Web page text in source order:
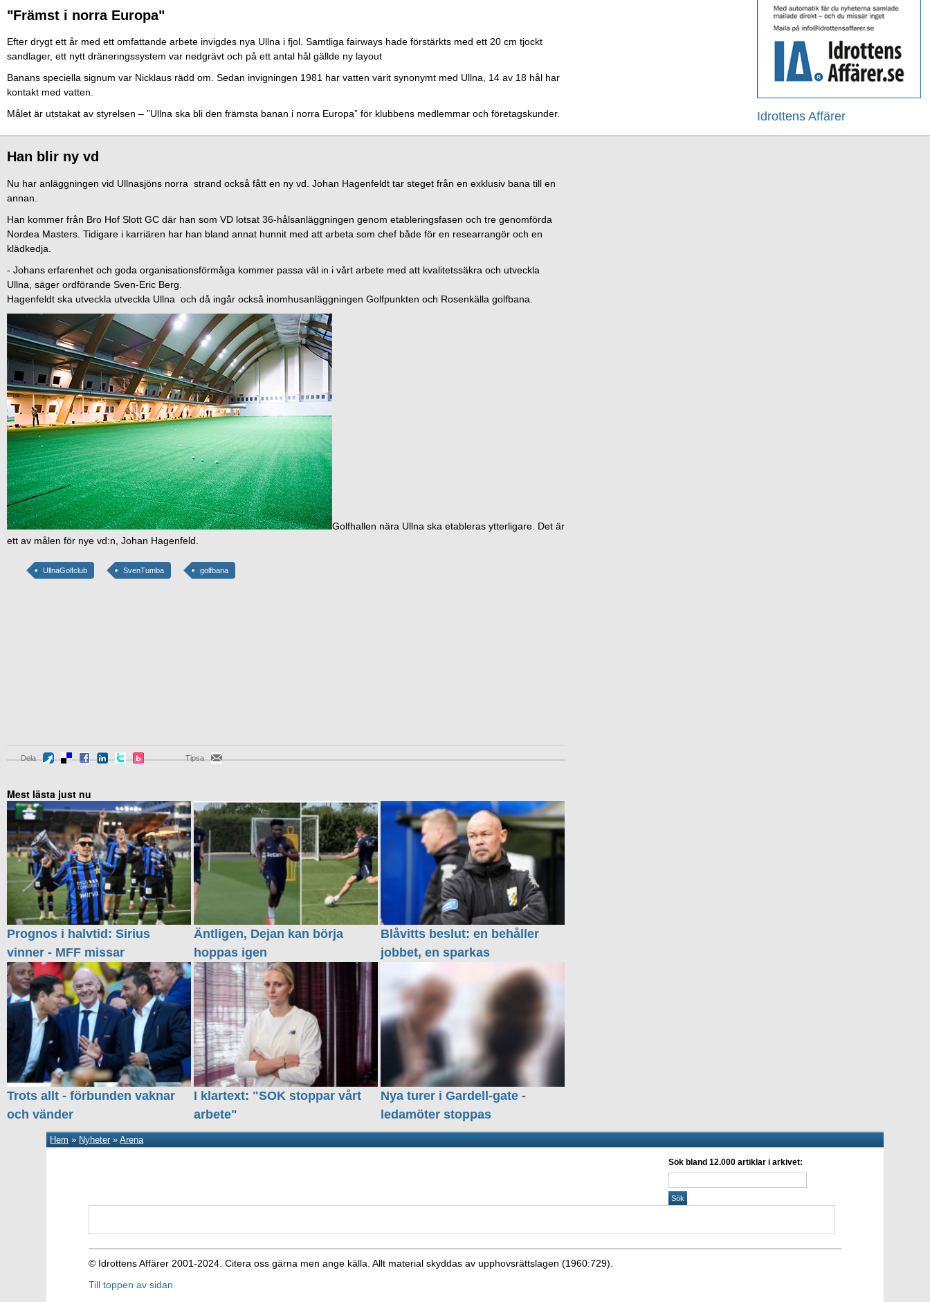
"Främst i norra Europa"
Efter drygt ett år med ett omfattande arbete invigdes nya Ullna i fjol. Samtliga fairways hade förstärkts med ett 20 cm tjockt
sandlager, ett nytt dräneringssystem var nedgrävt och på ett antal hål gällde ny layout
Banans speciella signum var Nicklaus rädd om. Sedan invigningen 1981 har vatten varit synonymt med Ullna, 14 av 18 hål har
kontakt med vatten.
Målet är utstakat av styrelsen – ”Ullna ska bli den främsta banan i norra Europa” för klubbens medlemmar och företagskunder.
Han blir ny vd
Nu har anläggningen vid Ullnasjöns norra strand också fått en ny vd. Johan Hagenfeldt tar steget från en exklusiv bana till en
annan.
Han kommer från Bro Hof Slott GC där han som VD lotsat 36-hålsanläggningen genom etableringsfasen och tre genomförda
Nordea Masters. Tidigare i karriären har han bland annat hunnit med att arbeta som chef både för en researrangör och en
klädkedja.
- Johans erfarenhet och goda organisationsförmåga kommer passa väl in i vårt arbete med att kvalitetssäkra och utveckla
Ullna, säger ordförande Sven-Eric Berg.
Hagenfeldt ska utveckla utveckla Ullna och då ingår också inomhusanläggningen Golfpunkten och Rosenkälla golfbana.
Golfhallen nära Ullna ska etableras ytterligare. Det är
ett av målen för nye vd:n, Johan Hagenfeld.
UllnaGolfclub SvenTumba golfbana
Dela Tipsa
Mest lästa just nu
Prognos i halvtid: Sirius
vinner - MFF missar
Äntligen, Dejan kan börja
hoppas igen
Blåvitts beslut: en behåller
jobbet, en sparkas
Trots allt - förbunden vaknar
och vänder
I klartext: "SOK stoppar vårt
arbete"
Nya turer i Gardell-gate -
ledamöter stoppas
Idrottens Affärer
Hem » Nyheter»Arena
Sök bland 12.000 artiklar i arkivet:
© Idrottens Affärer 2001-2024. Citera oss gärna men ange källa. Allt material skyddas av upphovsrättslagen (1960:729).
Till toppen av sidan